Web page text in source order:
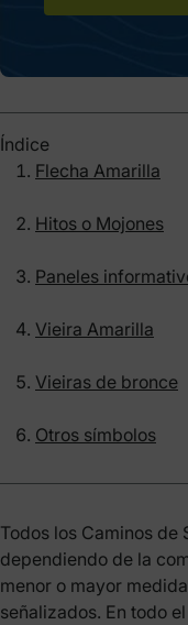
Índice
Flecha Amarilla
Hitos o Mojones
Paneles
Vieira Amarilla
Vieiras de bronce
Otros símbolos
Todos los Caminos de
dependiendo de la
menor o mayor
señalizados. En todo